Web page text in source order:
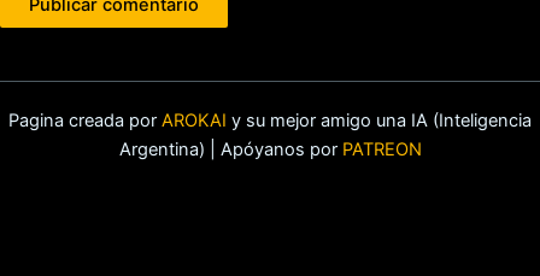
Pagina creada por AROKAI y su mejor amigo una IA (Inteligencia
Argentina) | Apóyanos por PATREON